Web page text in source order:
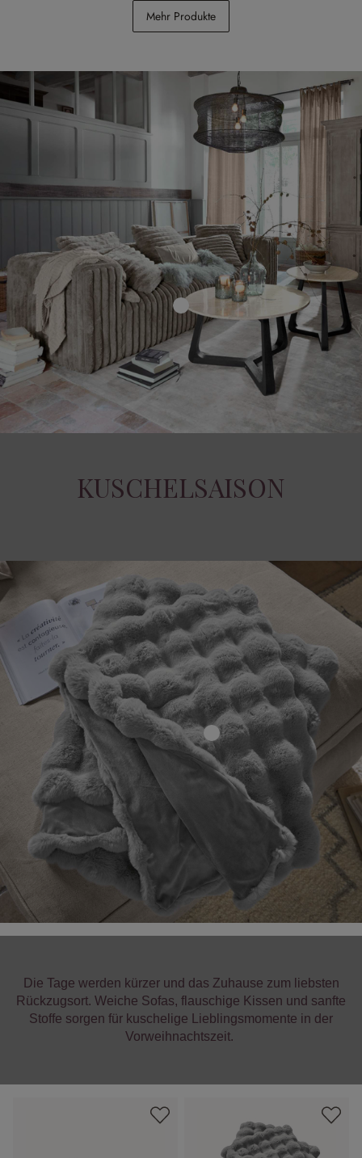
Sofa McLean
Mehr Produkte
KUSCHELSAISON
Die Tage werden kürzer und das Zuhause zum liebsten
Rückzugsort. Weiche Sofas, flauschige Kissen und sanfte
Stoffe sorgen für kuschelige Lieblingsmomente in der
Vorweihnachtszeit.